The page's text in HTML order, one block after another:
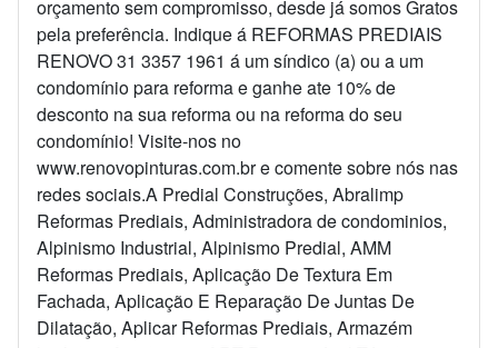
orçamento sem compromisso, desde já somos Gratos
pela preferência. Indique á REFORMAS PREDIAIS
RENOVO 31 3357 1961 á um síndico (a) ou a um
condomínio para reforma e ganhe ate 10% de
desconto na sua reforma ou na reforma do seu
condomínio! Visite-nos no
www.renovopinturas.com.br e comente sobre nós nas
redes sociais.A Predial Construções, Abralimp
Reformas Prediais, Administradora de condominios,
Alpinismo Industrial, Alpinismo Predial, AMM
Reformas Prediais, Aplicação De Textura Em
Fachada, Aplicação E Reparação De Juntas De
Dilatação, Aplicar Reformas Prediais, Armazém